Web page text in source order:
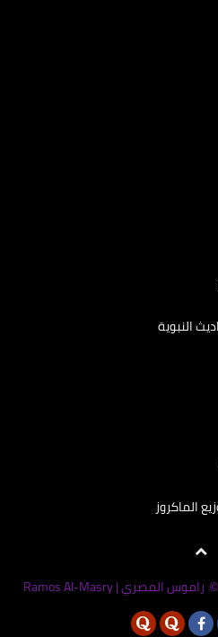
النبوية
الماكروز
© راموس المصري | Ramos Al-Masry